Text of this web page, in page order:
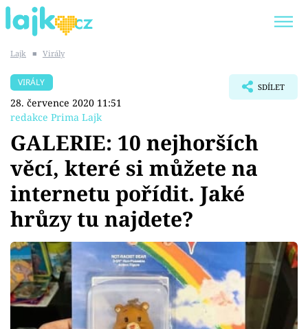
SHOPAHOLICADEL
Témata
Showbyznys
Youtubeři
Virály
Sex a vztahy
Lajk ■ Virály
VIRÁLY
28. července 2020 11:51
redakce Prima Lajk
SDÍLET
GALERIE: 10 nejhorších
věcí, které si můžete na
internetu pořídit. Jaké
hrůzy tu najdete?